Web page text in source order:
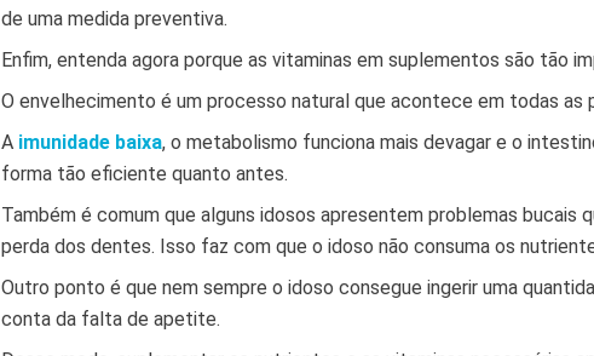
de uma medida preventiva.
Enfim, entenda agora porque as vitaminas em suplementos são tão
O envelhecimento é um processo natural que acontece em todas as
A imunidade baixa, o metabolismo funciona mais devagar e o
forma tão eficiente quanto antes.
Também é comum que alguns idosos apresentem problemas bucais
perda dos dentes. Isso faz com que o idoso não consuma os
Outro ponto é que nem sempre o idoso consegue ingerir uma
conta da falta de apetite.